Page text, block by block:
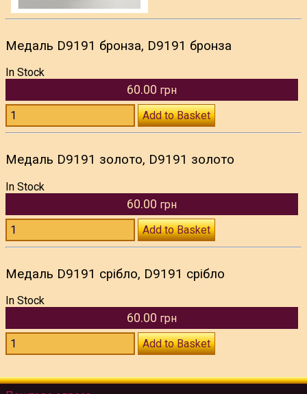
Медаль D9191 бронза, D9191 бронза
In Stock
60.00 грн
Add to Basket
Медаль D9191 золото, D9191 золото
In Stock
60.00 грн
Add to Basket
Медаль D9191 срібло, D9191 срібло
In Stock
60.00 грн
Add to Basket